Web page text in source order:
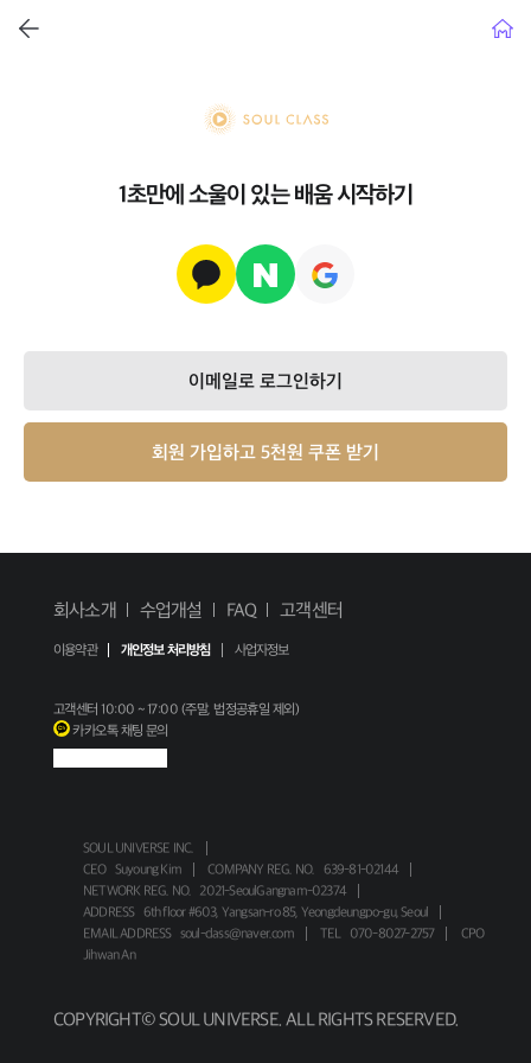
뒤로가기 홈
soul class
1초만에 소울이 있는 배움 시작하기
이메일로 로그인하기
회원 가입하고 5천원 쿠폰 받기
회사소개 수업개설 FAQ 고객센터
이용약관 개인정보 처리방침 사업자정보
고객센터10:00 ~ 17:00 (주말, 법정공휴일 제외)
카카오톡 채팅 문의
SOUL UNIVERSE INC.
CEO
Suyoung Kim COMPANY REG. NO.
639-81-02144
NETWORK REG. NO.
2021-SeoulGangnam-02374
ADDRESS
6th floor #603, Yangsan-ro 85, Yeongdeungpo-gu, Seoul
EMAIL ADDRESS
soul-class@naver.com TEL 070-8027-2757
CPO
Jihwan An
COPYRIGHT© SOUL UNIVERSE. ALL RIGHTS RESERVED.